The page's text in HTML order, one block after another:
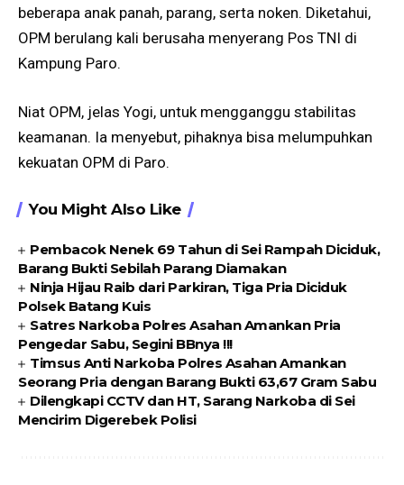
beberapa anak panah, parang, serta noken. Diketahui,
OPM berulang kali berusaha menyerang Pos TNI di
Kampung Paro.
Niat OPM, jelas Yogi, untuk mengganggu stabilitas
keamanan. Ia menyebut, pihaknya bisa melumpuhkan
kekuatan OPM di Paro.
You Might Also Like
Pembacok Nenek 69 Tahun di Sei Rampah Diciduk,
Barang Bukti Sebilah Parang Diamakan
Ninja Hijau Raib dari Parkiran, Tiga Pria Diciduk
Polsek Batang Kuis
Satres Narkoba Polres Asahan Amankan Pria
Pengedar Sabu, Segini BBnya !!!
Timsus Anti Narkoba Polres Asahan Amankan
Seorang Pria dengan Barang Bukti 63,67 Gram Sabu
Dilengkapi CCTV dan HT, Sarang Narkoba di Sei
Mencirim Digerebek Polisi